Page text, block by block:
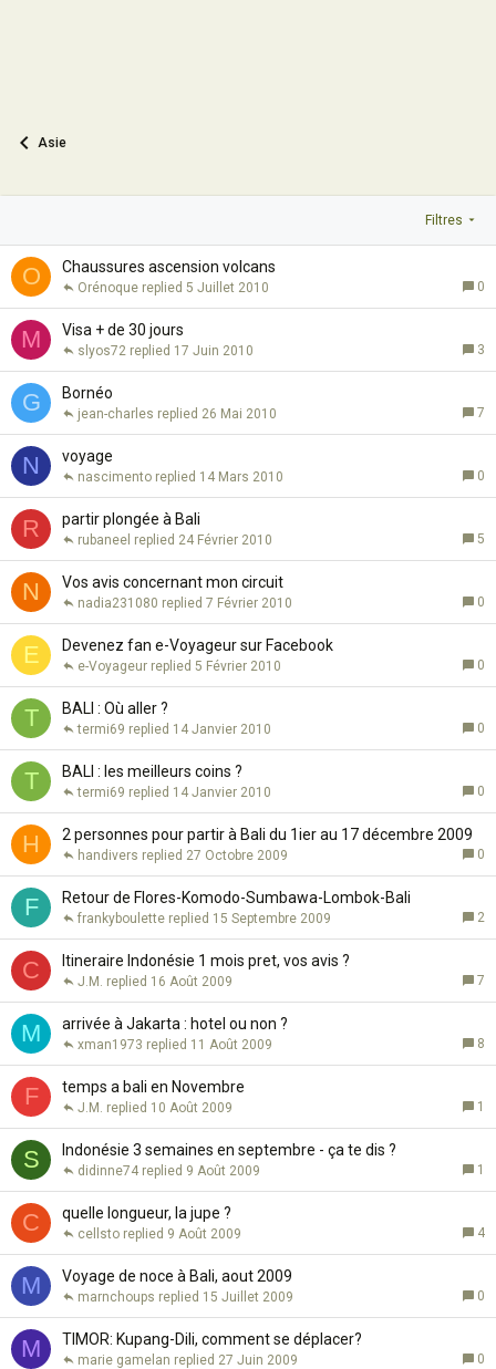
Asie
Filtres
O Chaussures ascension volcans
0
5 Juillet 2010
Orénoque
M Visa + de 30 jours
3
17 Juin 2010
slyos72
G Bornéo
7
26 Mai 2010
jean-charles
N voyage
0
14 Mars 2010
nascimento
R partir plongée à Bali
5
24 Février 2010
rubaneel
N Vos avis concernant mon circuit
0
7 Février 2010
nadia231080
E Devenez fan e-Voyageur sur Facebook
0
5 Février 2010
e-Voyageur
T BALI : Où aller ?
0
14 Janvier 2010
termi69
T BALI : les meilleurs coins ?
0
14 Janvier 2010
termi69
H 2 personnes pour partir à Bali du 1ier au 17 décembre 2009
0
27 Octobre 2009
handivers
F Retour de Flores-Komodo-Sumbawa-Lombok-Bali
2
15 Septembre 2009
frankyboulette
C Itineraire Indonésie 1 mois pret, vos avis ?
7
16 Août 2009
J.M.
M arrivée à Jakarta : hotel ou non ?
8
11 Août 2009
xman1973
F temps a bali en Novembre
1
10 Août 2009
J.M.
S Indonésie 3 semaines en septembre - ça te dis ?
1
9 Août 2009
didinne74
C quelle longueur, la jupe ?
4
9 Août 2009
cellsto
M Voyage de noce à Bali, aout 2009
0
15 Juillet 2009
marnchoups
M TIMOR: Kupang-Dili, comment se déplacer?
0
27 Juin 2009
marie gamelan